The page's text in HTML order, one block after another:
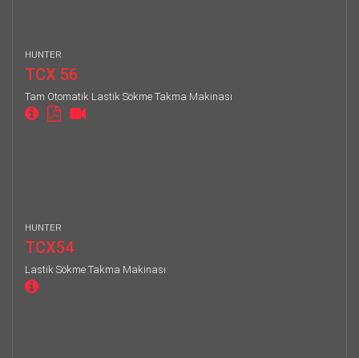
HUNTER
TCX 56
Tam Otomatik Lastik Sökme Takma Makinası
HUNTER
TCX54
Lastik Sökme Takma Makinası